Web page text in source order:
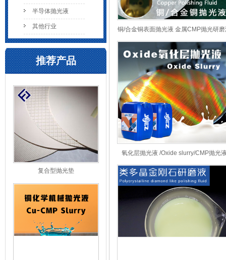
半导体抛光液
其他行业
推荐产品
复合型抛光垫
铜/合金铜表面抛光液 金属CMP抛光研磨
氧化层抛光液 /Oxide slurry/CMP抛光